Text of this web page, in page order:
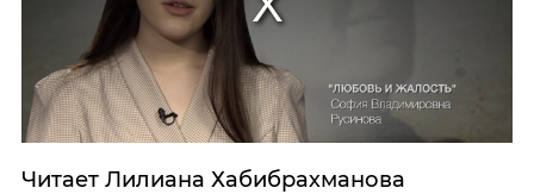
Читает Лилиана Хабибрахманова